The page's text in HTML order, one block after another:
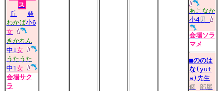
ス
丘
発
わかば小6
女
きかれん
中1 女
うたうた
中1 女
会場サク
ラ
あこなか
小4男
会場ソラ
マメ
■ののは
な(yut
a)先生
個 部屋